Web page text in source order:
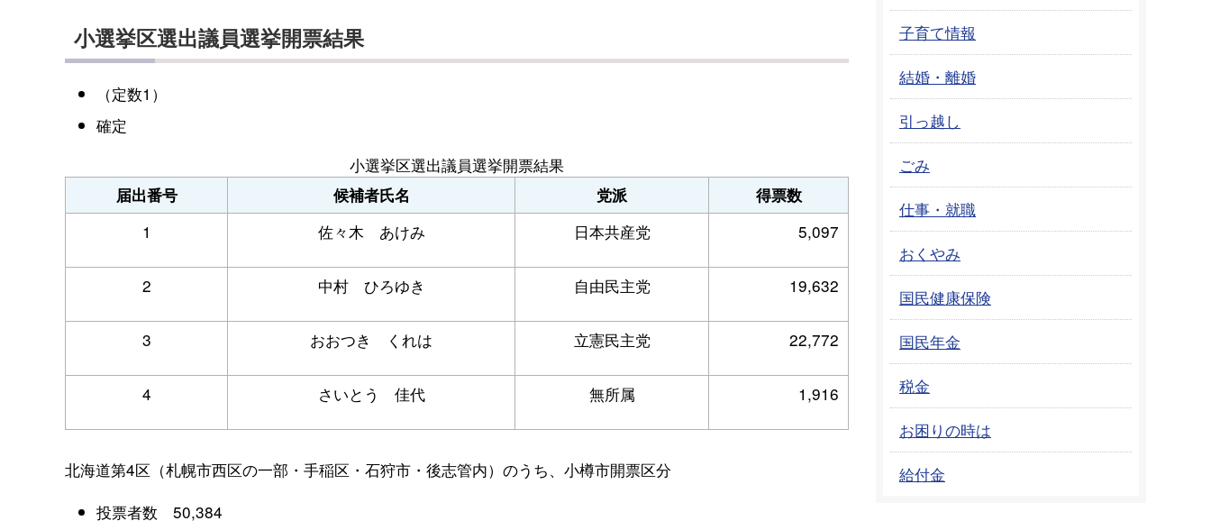
小選挙区選出議員選挙開票結果
（定数1）
確定
小選挙区選出議員選挙開票結果
届出番号 候補者氏名 党派 得票数
1 佐々木 あけみ 日本共産党 5,097
2 中村 ひろゆき 自由民主党 19,632
3 おおつき くれは 立憲民主党 22,772
4 さいとう 佳代 無所属 1,916
北海道第4区（札幌市西区の一部・手稲区・石狩市・後志管内）のうち、小樽市開票区分
投票者数 50,384
子育て情報
結婚・離婚
引っ越し
ごみ
仕事・就職
おくやみ
国民健康保険
国民年金
税金
お困りの時は
給付金